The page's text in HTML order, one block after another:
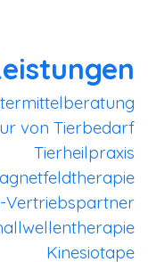
von Tierbedarf
Tierheilpraxis
Vertriebspartner
Kinesiotape